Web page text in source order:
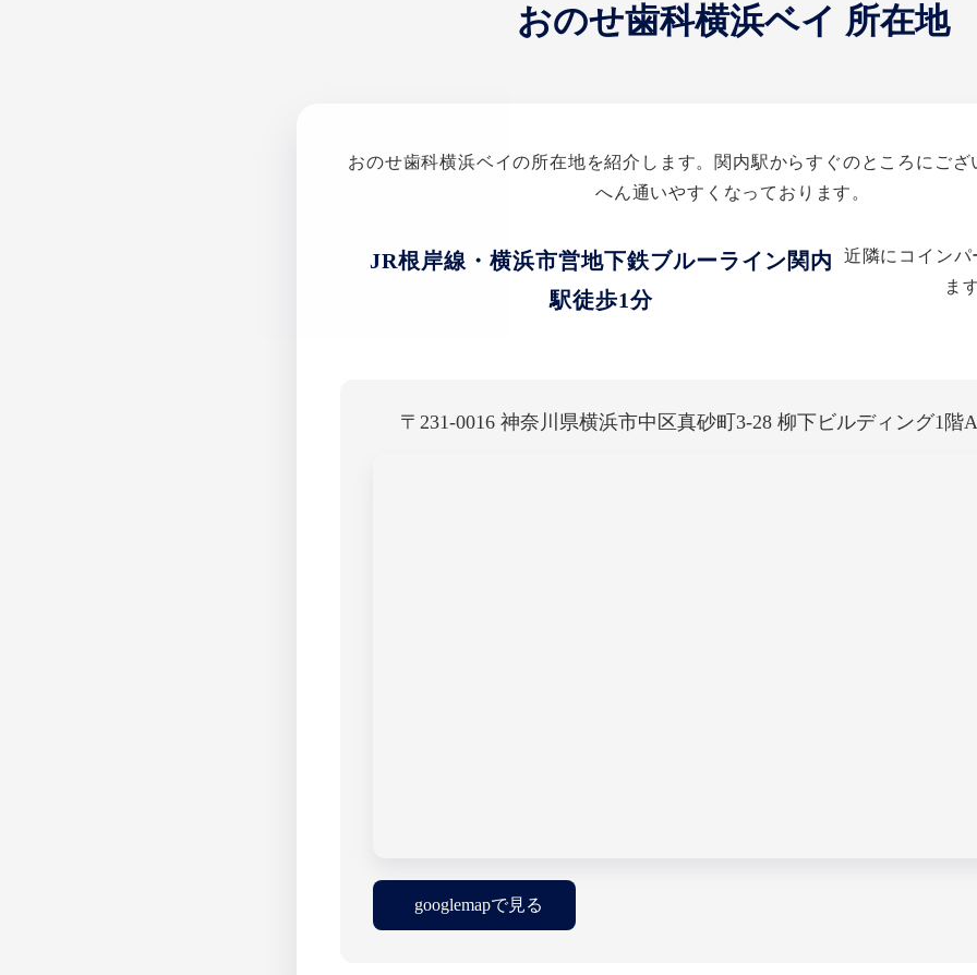
おのせ歯科横浜ベイ 所在地
おのせ歯科横浜ベイの所在地を紹介します。関内駅からすぐのところにご
へん通いやすくなっております。
JR根岸線・横浜市営地下鉄ブルーライン関内
駅徒歩1分
近隣にコイン
ま
〒231-0016 神奈川県横浜市中区真砂町3-28 柳下ビルディング1階A
googlemapで見る